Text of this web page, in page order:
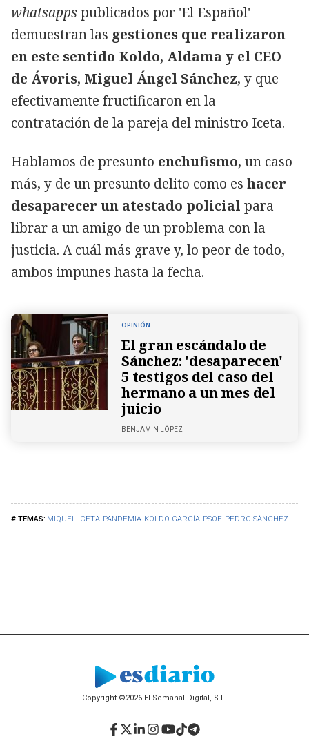
MIQUEL ICETA PANDEMIA KOLDO GARCÍA PSOE PEDRO SÁNCHEZ
whatsappspublicados por 'El Español'
demuestran las gestiones que realizaron
en este sentido Koldo, Aldama y el CEO
de Ávoris, Miguel Ángel Sánchez, y que
efectivamente fructificaron en la
contratación de la pareja del ministro Iceta.
Hablamos de presunto enchufismo, un caso
más, y de un presunto delito como es hacer
desaparecer un atestado policial para
librar a un amigo de un problema con la
justicia. A cuál más grave y, lo peor de todo,
ambos impunes hasta la fecha.
OPINIÓN
El gran escándalo de
Sánchez: 'desaparecen'
5 testigos del caso del
hermano a un mes del
juicio
BENJAMÍN LÓPEZ
Copyright ©2026 El Semanal Digital, S.L.
Facebook
Twitter
LinkedIn
Instagram
YouTube
TikTok
Telegram